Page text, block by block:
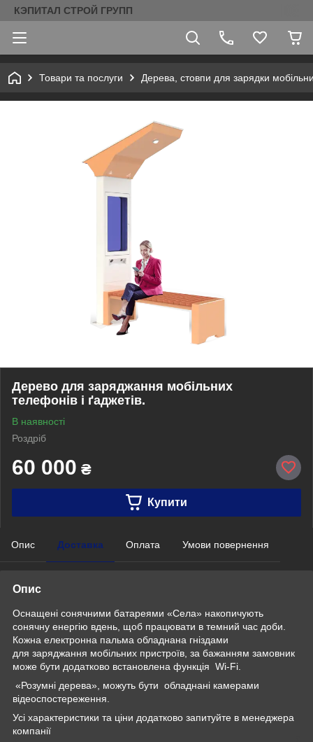
КЭПИТАЛ СТРОЙ ГРУПП
Товари та послуги Дерева, стовпи для зарядки
Дерево для заряджання мобільних
телефонів і ґаджетів.
В наявності
Роздріб
60 000 ₴
Купити
Опис Доставка Оплата Умови повернення
Опис
Оснащені сонячними батареями «Села» накопичують
сонячну енергію вдень, щоб працювати в темний час доби.
Кожна електронна пальма обладнана гніздами
для заряджання мобільних пристроїв, за бажанням замовник
може бути додатково встановлена функція Wi-Fi.
«Розумні дерева», можуть бути обладнані камерами
відеоспостереження.
Усі характеристики та ціни додатково запитуйте в менеджера
компанії